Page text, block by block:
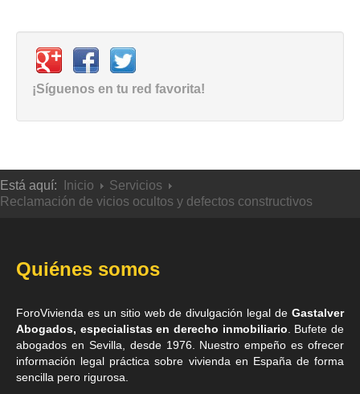
¡Síguenos en tu red favorita!
Está aquí: Inicio
Servicios
Reclamación de vicios ocultos y defectos constructivos
Quiénes somos
ForoVivienda es un sitio web de divulgación legal de Gastalver
Abogados, especialistas en derecho inmobiliario . Bufete de
abogados en Sevilla , desde 1976. Nuestro empeño es ofrecer
información legal práctica sobre vivienda en España de forma
sencilla pero rigurosa.